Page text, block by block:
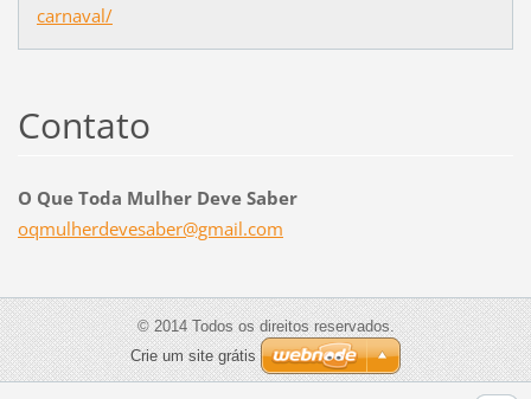
carnaval/
Contato
O Que Toda Mulher Deve Saber
oqmulherdevesaber@gmail.com
© 2014 Todos os direitos reservados.
Crie um site grátis